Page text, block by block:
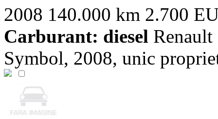
2008 140.000 km 2.700
Carburant: diesel
Symbol, 2008, unic